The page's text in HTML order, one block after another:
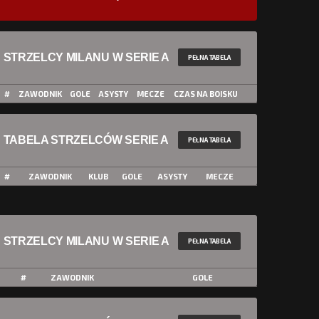
STRZELCY MILANU W SERIE A PEŁNA TABELA
# ZAWODNIK GOLE ASYSTY MECZE CZAS NA BOISKU
TABELA STRZELCÓW SERIE A PEŁNA TABELA
# ZAWODNIK KLUB GOLE ASYSTY MECZE
STRZELCY MILANU W SERIE A PEŁNA TABELA
# ZAWODNIK GOLE